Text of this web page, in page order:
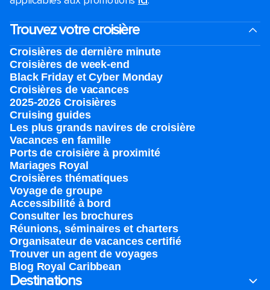
Trouvez votre croisière
Croisières de dernière minute
Croisières de week-end
Black Friday et Cyber Monday
Croisières de vacances
2025-2026 Croisières
Cruising guides
Les plus grands navires de croisière
Vacances en famille
Ports de croisière à proximité
Mariages Royal
Croisières thématiques
Voyage de groupe​
Accessibilité à bord​
Consulter les brochures
Réunions, séminaires et charters
Organisateur de vacances certifié
Trouver un agent de voyages
Blog Royal Caribbean
Destinations